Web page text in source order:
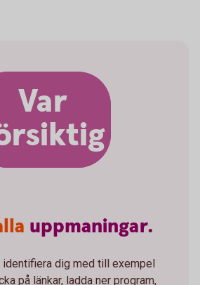
Var
uppmaningar.
identifiera dig med till exempel
på länkar, ladda ner program,